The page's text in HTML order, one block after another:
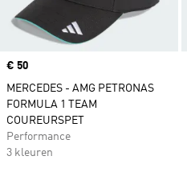
Price
€ 50
MERCEDES - AMG PETRONAS
FORMULA 1 TEAM
COUREURSPET
Performance
3 kleuren